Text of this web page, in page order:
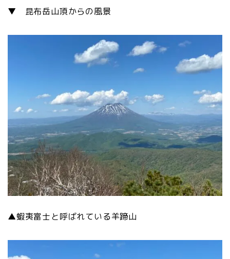
▼ 昆布岳山頂からの風景
▲蝦夷富士と呼ばれている羊蹄山